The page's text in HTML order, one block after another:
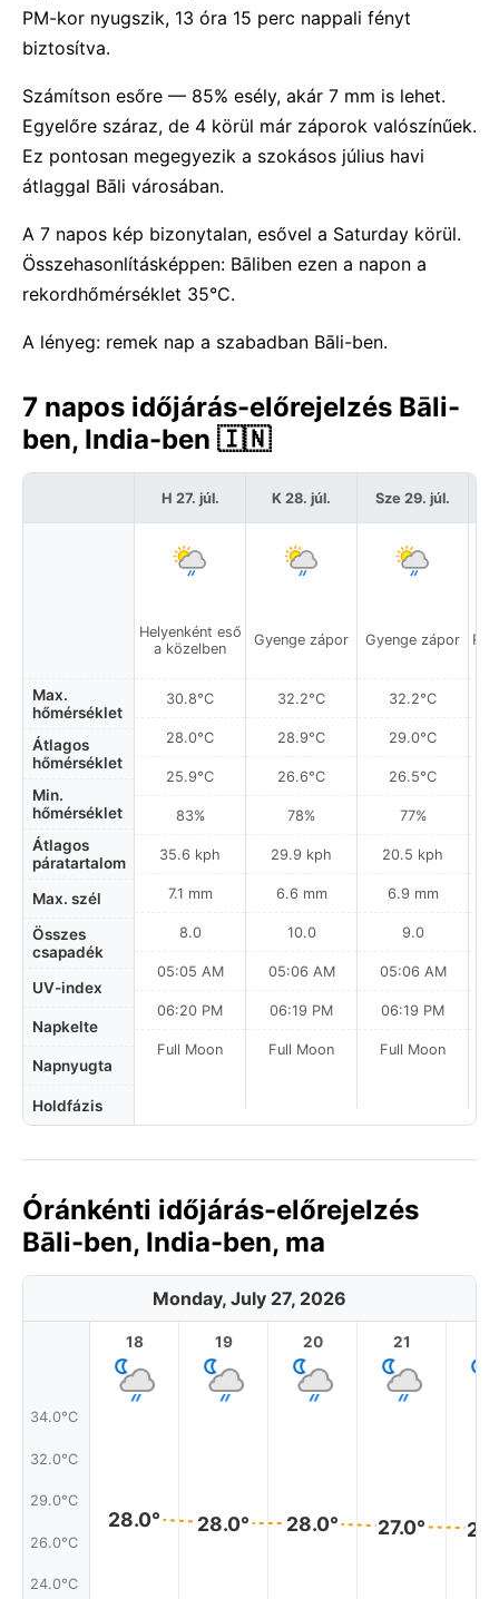
PM-kor nyugszik, 13 óra 15 perc nappali fényt
biztosítva.
Számítson esőre — 85% esély, akár 7 mm is lehet.
Egyelőre száraz, de 4 körül már záporok valószínűek.
Ez pontosan megegyezik a szokásos július havi
átlaggal Bāli városában.
A 7 napos kép bizonytalan, esővel a Saturday körül.
Összehasonlításképpen: Bāliben ezen a napon a
rekordhőmérséklet 35°C.
A lényeg: remek nap a szabadban Bāli-ben.
7 napos időjárás-előrejelzés Bāli-
ben, India-ben 🇮🇳
Max.
hőmérséklet
Átlagos
hőmérséklet
Min.
hőmérséklet
Átlagos
páratartalom
Max. szél
Összes
csapadék
UV-index
Napkelte
Napnyugta
Holdfázis
H 27. júl.
Helyenként eső
a közelben
30.8°C
28.0°C
25.9°C
83%
35.6 kph
7.1 mm
8.0
05:05 AM
06:20 PM
Full Moon
K 28. júl.
Gyenge zápor
32.2°C
28.9°C
26.6°C
78%
29.9 kph
6.6 mm
10.0
05:06 AM
06:19 PM
Full Moon
Sze 29. júl.
Gyenge zápor
32.2°C
29.0°C
26.5°C
77%
20.5 kph
6.9 mm
9.0
05:06 AM
06:19 PM
Full Moon
Óránkénti időjárás-előrejelzés
Bāli-ben, India-ben, ma
Monday, July 27, 2026
34.0°C
32.0°C
29.0°C
26.0°C
24.0°C
18
28.0°
19
28.0°
20
28.0°
21
27.0°